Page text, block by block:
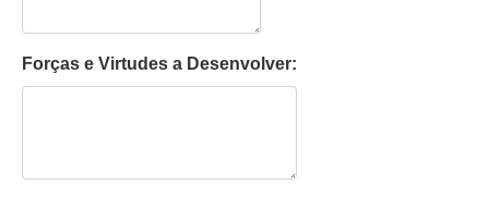
Forças e Virtudes a Desenvolver: